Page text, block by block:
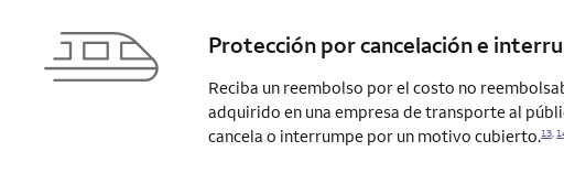
Protección por cancelación e
Reciba un reembolso por el costo no
adquirido en una empresa de transporte al
cancela o interrumpe por un motivo cubierto.13